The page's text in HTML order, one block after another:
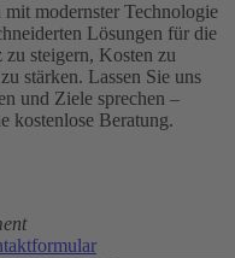
modernster Technologie
Lösungen für die
steigern, Kosten zu
stärken. Lassen Sie uns
und Ziele sprechen –
kostenlose Beratung.